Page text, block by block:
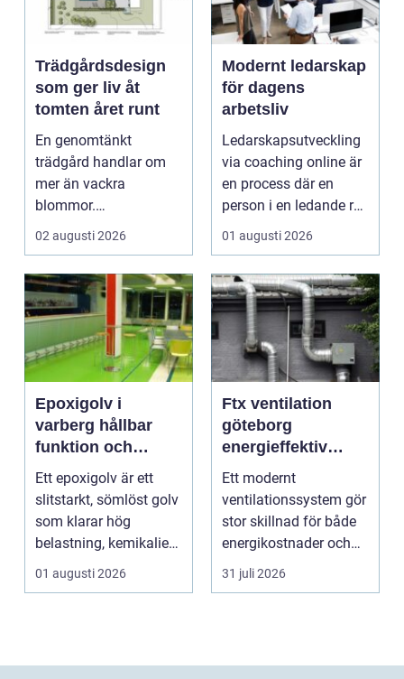
Trädgårdsdesign
som ger liv åt
tomten året runt
En genomtänkt
trädgård handlar om
mer än vackra
blommor.
trädgårdsdesign
förenar funktion, form
och ...
02 augusti 2026
Modernt ledarskap
för dagens
arbetsliv
Ledarskapsutveckling
via coaching online är
en process där en
person i en ledande roll
01 augusti 2026
Epoxigolv i
varberg hållbar
funktion och
snygg design i
samma lösning
Ett epoxigolv är ett
slitstarkt, sömlöst golv
som klarar hög
belastning, kemikalier
och väta utan at...
01 augusti 2026
Ftx ventilation
göteborg
energieffektiv
lösning för ett
bättre
inomhusklimat
Ett modernt
ventilationssystem gör
stor skillnad för både
energikostnader och
välmående. I en stad
s...
31 juli 2026